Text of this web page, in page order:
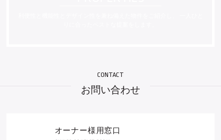
お問い合わせ
オーナー様用窓口